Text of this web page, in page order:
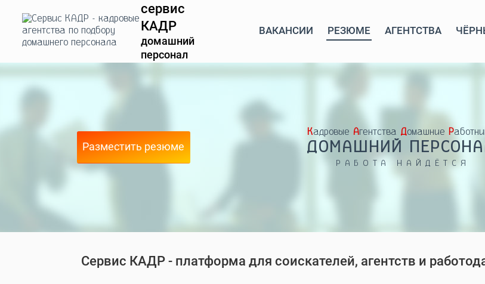
сервис
КАДР
домашний
персонал
ВАКАНСИИ РЕЗЮМЕ АГЕНТСТВА
Разместить резюме
Кадровые Агентства Домашние
ДОМАШНИЙ
РАБОТА НАЙДЁТСЯ
Сервис КАДР - платформа для соискателей, агентств и